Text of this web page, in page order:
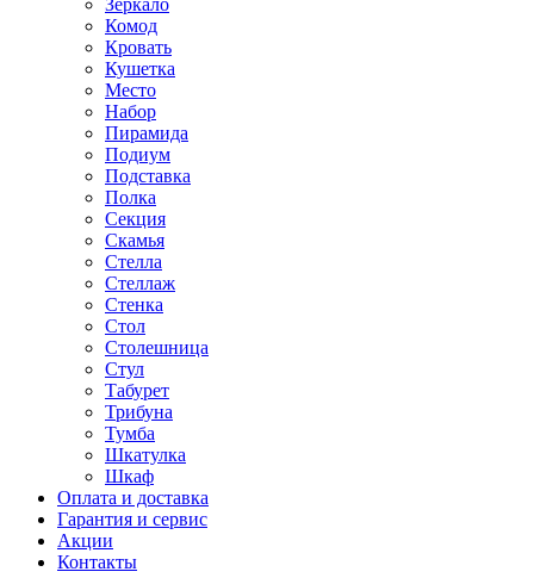
Зеркало
Комод
Кровать
Кушетка
Место
Набор
Пирамида
Подиум
Подставка
Полка
Секция
Скамья
Стелла
Стеллаж
Стенка
Стол
Столешница
Стул
Табурет
Трибуна
Тумба
Шкатулка
Шкаф
Оплата и доставка
Гарантия и сервис
Акции
Контакты